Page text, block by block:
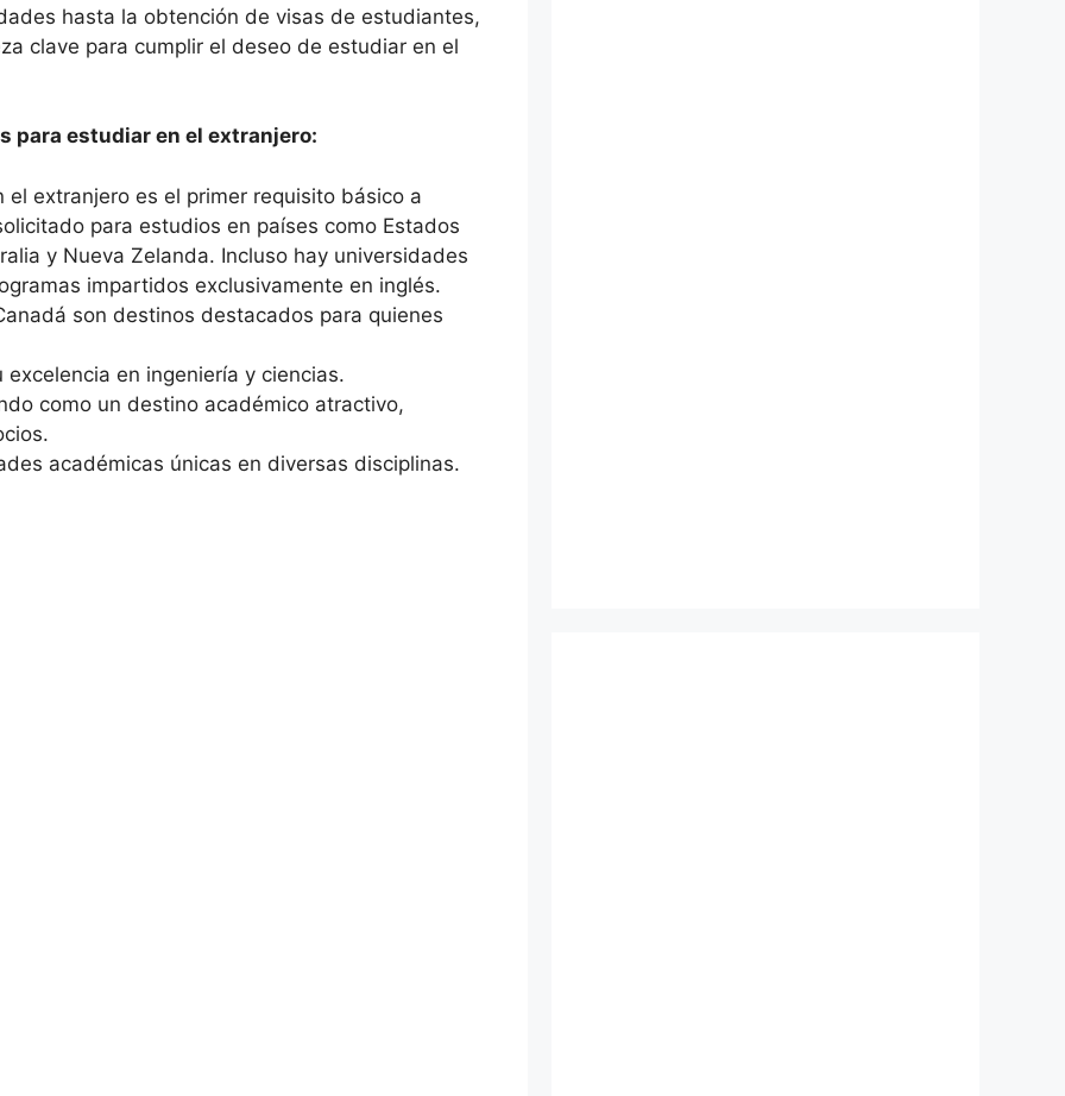
hasta la obtención de visas de estudiantes,
clave para cumplir el deseo de estudiar en el
para estudiar en el extranjero:
el extranjero es el primer requisito básico a
para estudios en países como Estados
y Nueva Zelanda. Incluso hay universidades
impartidos exclusivamente en inglés.
son destinos destacados para quienes
en ingeniería y ciencias.
como un destino académico atractivo,
académicas únicas en diversas disciplinas.